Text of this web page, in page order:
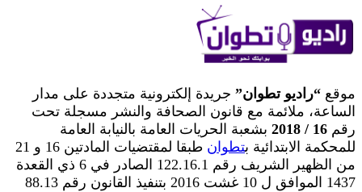
موقع “راديو تطوان” جريدة إلكترونية متجددة على مدار
الساعة، ملائمة مع قانون الصحافة والنشر مسجلة تحت
رقم 16 / 2018
بشعبة الحريات العامة بالنيابة العامة
للمحكمة الابتدائية بتطوان
طبقا لمقتضيات المادتين 16 و 21
من الظهير الشريف رقم 122.16.1 الصادر في 6 ذي القعدة
1437 الموافق ل 10 غشت 2016 بتنفيذ القانون رقم 88.13